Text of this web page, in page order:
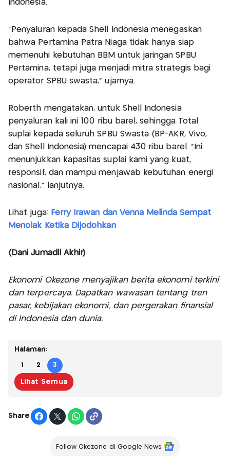
Indonesia.
"Penyaluran kepada Shell Indonesia menegaskan
bahwa Pertamina Patra Niaga tidak hanya siap
memenuhi kebutuhan BBM untuk jaringan SPBU
Pertamina, tetapi juga menjadi mitra strategis bagi
operator SPBU swasta," ujarnya.
Roberth mengatakan, untuk Shell Indonesia
penyaluran kali ini 100 ribu barel, sehingga Total
suplai kepada seluruh SPBU Swasta (BP-AKR, Vivo,
dan Shell Indonesia) mencapai 430 ribu barel. "Ini
menunjukkan kapasitas suplai kami yang kuat,
responsif, dan mampu menjawab kebutuhan energi
nasional," lanjutnya.
Lihat juga: Ferry Irawan dan Venna Melinda Sempat
Menolak Ketika Dijodohkan
(Dani Jumadil Akhir)
Ekonomi Okezone menyajikan berita ekonomi terkini
dan terpercaya. Dapatkan wawasan tentang tren
pasar, kebijakan ekonomi, dan pergerakan finansial
di Indonesia dan dunia.
Halaman:
1 2 3
Lihat Semua
Share
Follow Okezone di Google News